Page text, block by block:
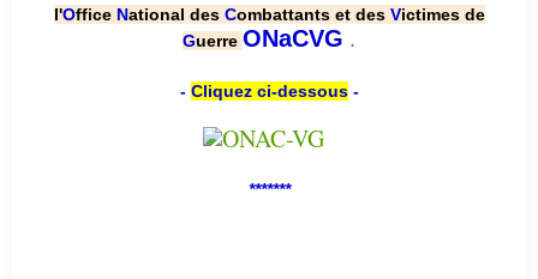
l'Office National des Combattants et des Victimes de
Guerre ONaCVG .
- Cliquez ci-dessous-
*******